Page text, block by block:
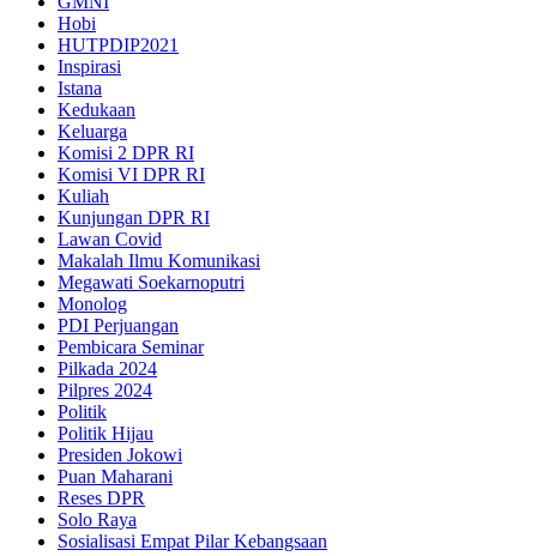
Hobi
HUTPDIP2021
Inspirasi
Istana
Kedukaan
Keluarga
Komisi 2 DPR RI
Komisi VI DPR RI
Kuliah
Kunjungan DPR RI
Lawan Covid
Makalah Ilmu Komunikasi
Megawati Soekarnoputri
Monolog
PDI Perjuangan
Pembicara Seminar
Pilkada 2024
Pilpres 2024
Politik
Politik Hijau
Presiden Jokowi
Puan Maharani
Reses DPR
Solo Raya
Sosialisasi Empat Pilar Kebangsaan